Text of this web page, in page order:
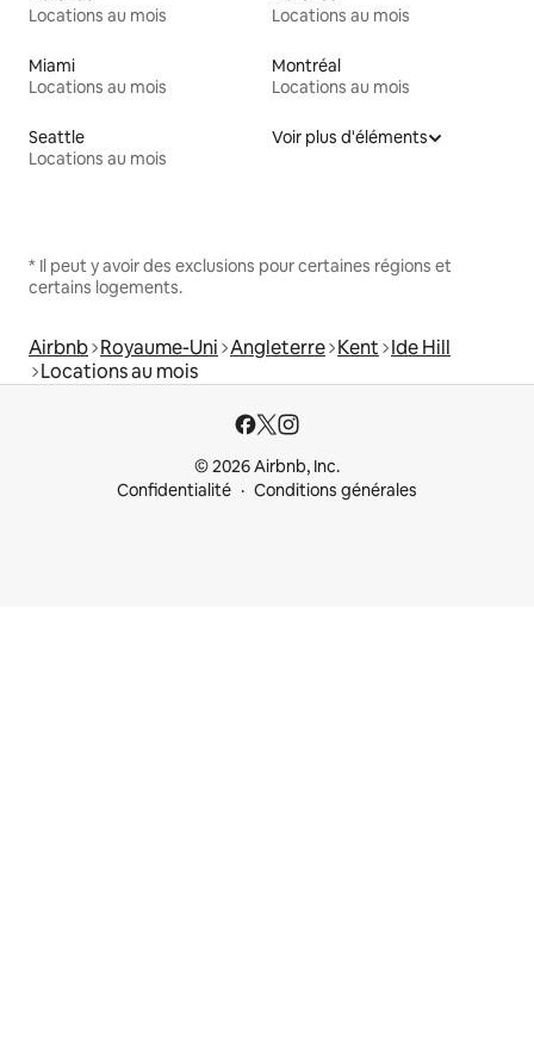
Locations au mois
Locations au mois
Miami
Locations au mois
Montréal
Locations au mois
Seattle
Locations au mois
Voir plus d'éléments
* Il peut y avoir des exclusions pour certaines régions et
certains logements.
Airbnb Royaume-Uni Angleterre Kent Ide Hill
Locations au mois
© 2026 Airbnb, Inc.
Confidentialité
Conditions générales